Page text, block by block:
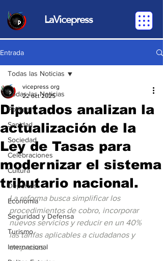
LaVicepress
Entrada
Todas las Noticias
Política
Sanidad
Sociedad
Celebraciones
Cultura
Deportes
Economia
Seguridad y Defensa
Turismo
Internacional
Todas las Noticias
Diputados analizan la
actualización de la
Ley de Tasas para
modernizar el sistema
tributario nacional.
vicepress org
22 oct 2025
La reforma busca simplificar los
procedimientos de cobro, incorporar
nuevos servicios y reducir en un 40%
las tarifas aplicables a ciudadanos y
empresas.